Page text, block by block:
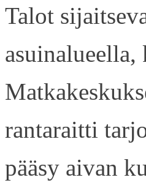
Talot
asuinalueella,
rantaraitti
pääsy aivan